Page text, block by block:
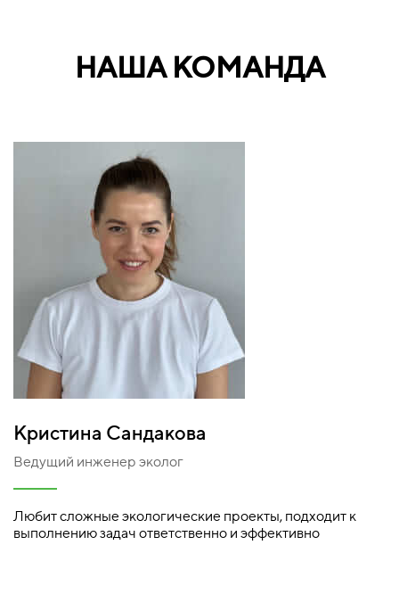
НАША КОМАНДА
Кристина Сандакова
Ведущий инженер эколог
Любит сложные экологические проекты, подходит к
выполнению задач ответственно и эффективно